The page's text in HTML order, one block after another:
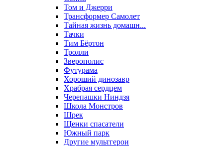
Том и Джерри
Трансформер Самолет
Тайная жизнь домашн...
Тачки
Тим Бёртон
Тролли
Зверополис
Футурама
Хороший динозавр
Храбрая сердцем
Черепашки Ниндзя
Школа Монстров
Шрек
Щенки спасатели
Южный парк
Другие мультгерои